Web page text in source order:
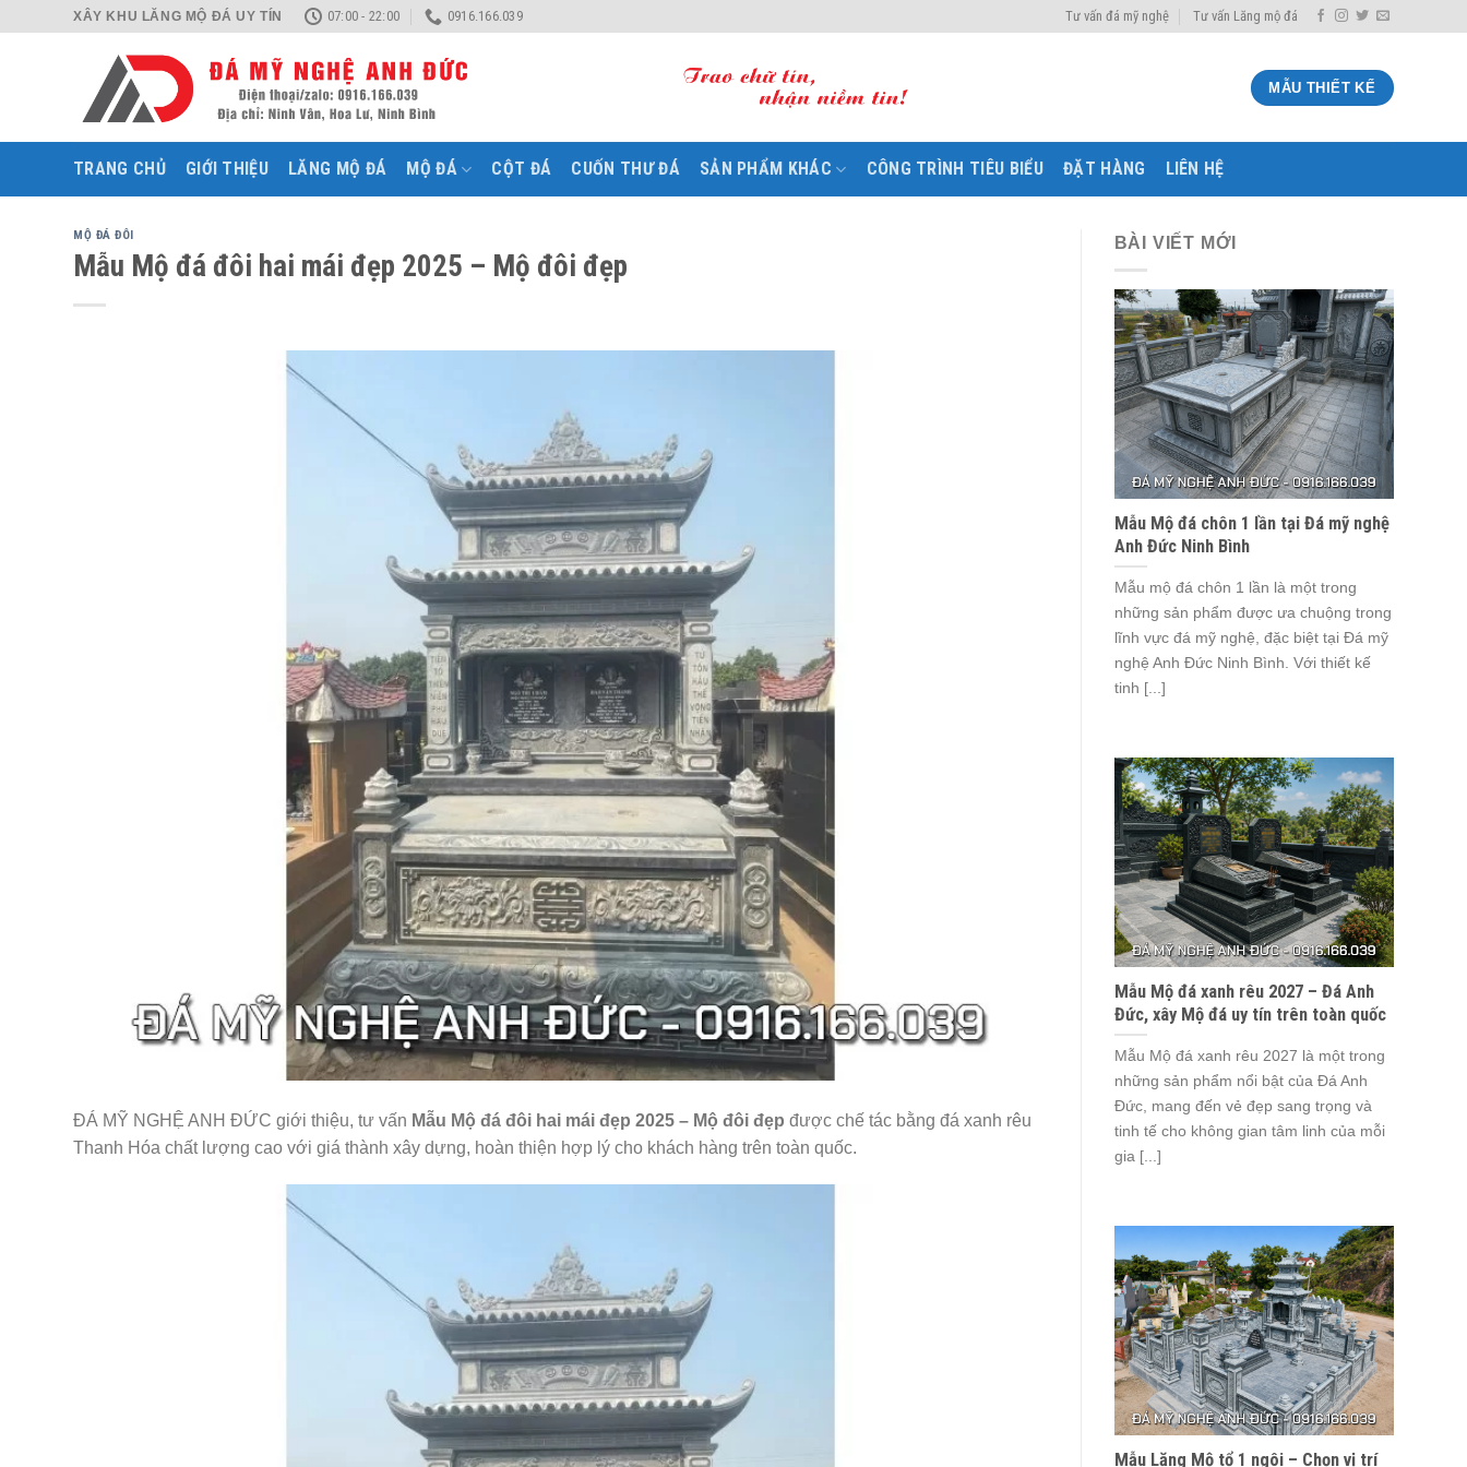
XÂY KHU LĂNG MỘ ĐÁ UY TÍN 07:00 - 22:00 0916.166.039 Tư vấn đá mỹ nghệ Tư vấn Lăng mộ đá
MẪU THIẾT KẾ
TRANG CHỦ GIỚI THIỆU LĂNG MỘ ĐÁ MỘ ĐÁ CỘT ĐÁ CUỐN THƯ ĐÁ SẢN PHẨM KHÁC CÔNG TRÌNH TIÊU BIỂU ĐẶT HÀNG LIÊN HỆ
MỘ ĐÁ ĐÔI
Mẫu Mộ đá đôi hai mái đẹp 2025 – Mộ đôi đẹp
ĐÁ MỸ NGHỆ ANH ĐỨC giới thiệu, tư vấn Mẫu Mộ đá đôi hai mái đẹp 2025 – Mộ đôi đẹp được chế tác bằng đá xanh rêu
Thanh Hóa chất lượng cao với giá thành xây dựng, hoàn thiện hợp lý cho khách hàng trên toàn quốc.
BÀI VIẾT MỚI
Mẫu Mộ đá chôn 1 lần tại Đá mỹ nghệ
Anh Đức Ninh Bình
Mẫu mộ đá chôn 1 lần là một trong
những sản phẩm được ưa chuộng trong
lĩnh vực đá mỹ nghệ, đặc biệt tại Đá mỹ
nghệ Anh Đức Ninh Bình. Với thiết kế
tinh [...]
Mẫu Mộ đá xanh rêu 2027 – Đá Anh
Đức, xây Mộ đá uy tín trên toàn quốc
Mẫu Mộ đá xanh rêu 2027 là một trong
những sản phẩm nổi bật của Đá Anh
Đức, mang đến vẻ đẹp sang trọng và
tinh tế cho không gian tâm linh của mỗi
gia [...]
Mẫu Lăng Mộ tổ 1 ngôi – Chọn vị trí